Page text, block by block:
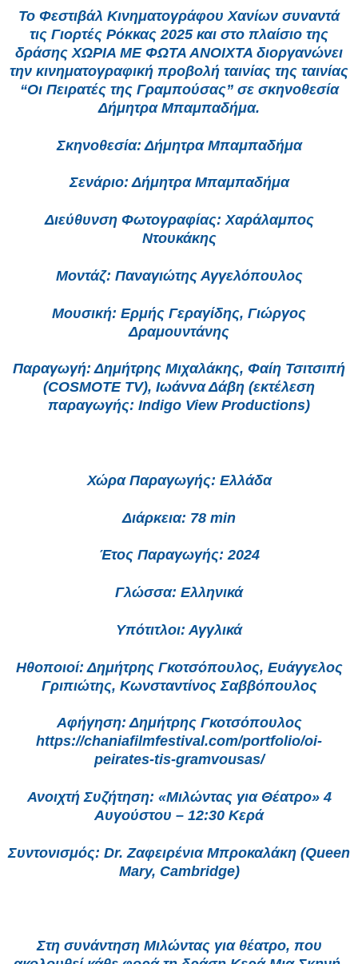
Το Φεστιβάλ Κινηματογράφου Χανίων συναντά
τις Γιορτές Ρόκκας 2025 και στο πλαίσιο της
δράσης ΧΩΡΙΑ ΜΕ ΦΩΤΑ ΑΝΟΙΧΤΑ διοργανώνει
την κινηματογραφική προβολή ταινίας της ταινίας
“Οι Πειρατές της Γραμπούσας” σε σκηνοθεσία
Δήμητρα Μπαμπαδήμα.
Σκηνοθεσία: Δήμητρα Μπαμπαδήμα
Σενάριο: Δήμητρα Μπαμπαδήμα
Διεύθυνση Φωτογραφίας: Χαράλαμπος
Ντουκάκης
Μοντάζ: Παναγιώτης Αγγελόπουλος
Μουσική: Ερμής Γεραγίδης, Γιώργος
Δραμουντάνης
Παραγωγή: Δημήτρης Μιχαλάκης, Φαίη Τσιτσιπή
(COSMOTE TV), Ιωάννα Δάβη (εκτέλεση
παραγωγής: Indigo View Productions)
Χώρα Παραγωγής: Ελλάδα
Διάρκεια: 78 min
Έτος Παραγωγής: 2024
Γλώσσα: Ελληνικά
Υπότιτλοι: Αγγλικά
Ηθοποιοί: Δημήτρης Γκοτσόπουλος, Ευάγγελος
Γριπιώτης, Κωνσταντίνος Σαββόπουλος
Αφήγηση: Δημήτρης Γκοτσόπουλος
https://chaniafilmfestival.com/portfolio/oi-
peirates-tis-gramvousas/
Ανοιχτή Συζήτηση: «Μιλώντας για Θέατρο» 4
Αυγούστου – 12:30 Κερά
Συντονισμός: Dr. Ζαφειρένια Μπροκαλάκη (Queen
Mary, Cambridge)
Στη συνάντηση Μιλώντας για θέατρο, που